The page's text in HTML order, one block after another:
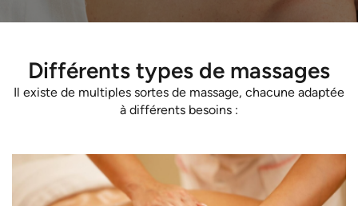
Différents types de massages
Il existe de multiples sortes de massage, chacune adaptée
à différents besoins :